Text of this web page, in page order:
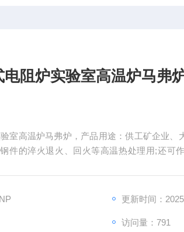
恒 箱式电阻炉实验室高温炉马弗
件的淬火退火、回火等高温热处理用;还可
更新时间：
访问量：791